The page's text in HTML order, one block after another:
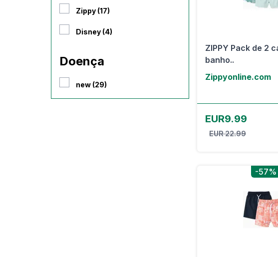
Zippy (17)
Disney (4)
Doença
new (29)
ZIPPY Pack de 2
banho..
Zippyonline.com
EUR9.99
EUR 22.99
-57%